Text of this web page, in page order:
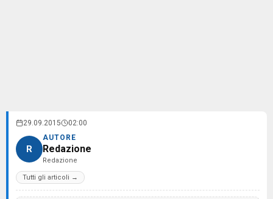
29.09.2015 02:00
R
AUTORE
Redazione
Redazione
Tutti gli articoli →